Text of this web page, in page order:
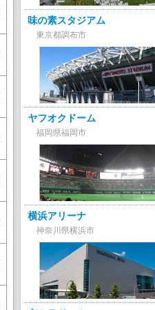
味の素スタジアム
東京都調布市
ヤフオクドーム
福岡県福岡市
横浜アリーナ
神奈川県横浜市